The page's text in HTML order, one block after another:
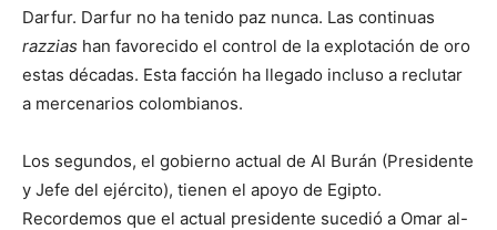
Darfur. Darfur no ha tenido paz nunca. Las continuas
razzias han favorecido el control de la explotación de oro
estas décadas. Esta facción ha llegado incluso a reclutar
a mercenarios colombianos.
Los segundos, el gobierno actual de Al Burán (Presidente
y Jefe del ejército), tienen el apoyo de Egipto.
Recordemos que el actual presidente sucedió a Omar al-